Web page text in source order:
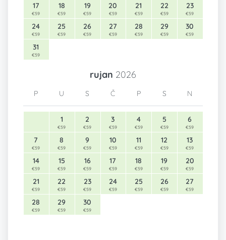
17
€59
18
€59
19
€59
20
€59
21
€59
22
€59
23
€59
24
€59
25
€59
26
€59
27
€59
28
€59
29
€59
30
€59
31
€59
rujan 2026
P U S Č P S N
1
€59
2
€59
3
€59
4
€59
5
€59
6
€59
7
€59
8
€59
9
€59
10
€59
11
€59
12
€59
13
€59
14
€59
15
€59
16
€59
17
€59
18
€59
19
€59
20
€59
21
€59
22
€59
23
€59
24
€59
25
€59
26
€59
27
€59
28
€59
29
€59
30
€59